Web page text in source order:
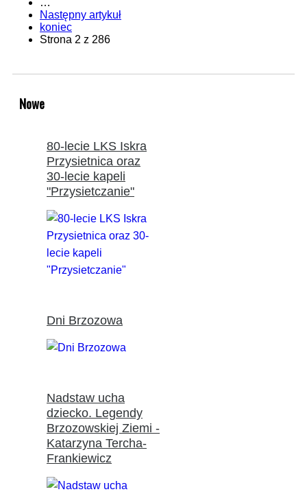
…
Następny artykuł
koniec
Strona 2 z 286
Nowe
80-lecie LKS Iskra
Przysietnica oraz
30-lecie kapeli
"Przysietczanie"
Dni Brzozowa
Nadstaw ucha
dziecko. Legendy
Brzozowskiej Ziemi -
Katarzyna Tercha-
Frankiewicz